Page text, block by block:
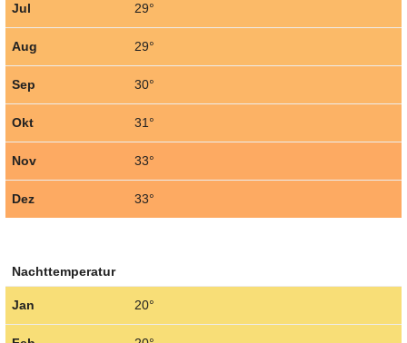
Jul 29°
Aug 29°
Sep 30°
Okt 31°
Nov 33°
Dez 33°
Nachttemperatur
Jan 20°